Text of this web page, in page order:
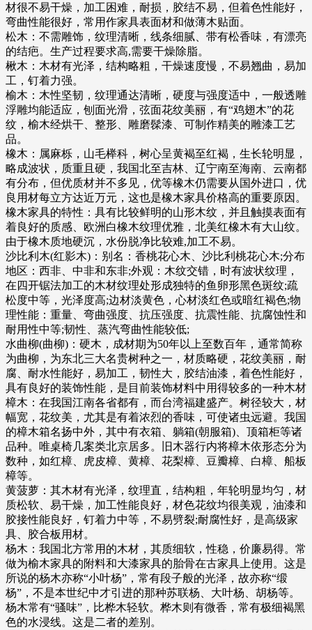
材很不易干燥，加工困难，耐损，胶结不易，但着色性能好，
弯曲性能很好，常用作家具表面材和做薄木贴面。
松木：不需雕饰，纹理清晰，线条细腻、带有松香味，有漂亮
的结疤。生产过程要求高,需要干燥除脂。
楸木：木材有光泽，结构略粗，干燥速度慢，不易翘曲，易加
工，钉着力强。
榆木：木性坚韧，纹理通达清晰，硬度与强度适中，一般透雕
浮雕均能适应，刨面光滑，弦面花纹美丽，有“鸡翅木”的花
纹，榆木经烘干、整形、雕磨髹漆、可制作精美的雕漆工艺
品。
橡木：属麻栎，山毛榉科，树心呈黄褐至红褐，生长轮明显，
略成波状，质重且硬，我国北至吉林、辽宁南至海南、云南都
有分布，但优质材并不多见，优等橡木仍需要从国外进口，优
良用材每立方达近万元，这也是橡木家具价格高的重要原因。
橡木家具的特性：具有比较鲜明的山形木纹，并且触摸表面有
着良好的质感、欧洲白橡木纹理优雅，北美红橡木有大山纹。
由于橡木质地硬沉，水份脱净比较难,加工不易。
沙比利木(红影木)：别名：香桃花心木、沙比利桃花心木;分布
地区：西非、中非和东非;外观：木纹交错，时有波状纹理，
在四开锯法加工的木材纹理处形成独特的鱼卵形黑色斑纹;疏
松度中等，光泽度高;边材淡黄色，心材淡红色或暗红褐色;物
理性能：重量、弯曲强度、抗压强度、抗震性能、抗腐蚀性和
耐用性中等;韧性、蒸汽弯曲性能较低;
水曲柳(曲柳)：硬木，成材期为50年以上至数百年，通常简称
为曲柳，为东北三大名贵树种之一，材质略硬，花纹美丽，耐
腐、耐水性能好，易加工，韧性大，胶结油漆，着色性能好，
具有良好的装饰性能，是目前装饰材料中用得较多的一种木材
樟木：在我国江南各省都有，而台湾福建盛产。树径较大，材
幅宽，花纹美，尤其是有着浓烈的香味，可使诸虫远避。我国
的樟木箱名扬中外，其中有衣箱、躺箱(朝服箱)、顶箱柜等诸
品种。唯桌椅几案类北京居多。旧木器行内将樟木依形态分为
数种，如红樟、虎皮樟、黄樟、花梨樟、豆瓣樟、白樟、船板
樟等。
黄菠萝：其木材有光泽，纹理直，结构粗，年轮明显均匀，材
质松软、易干燥，加工性能良好，材色花纹均很美观，油漆和
胶接性能良好，钉着力中等，不易劈裂;耐腐性好，是高级家
具、胶合板用材。
杨木：我国北方常用的木材，其质细软，性稳，价廉易得。常
做为榆木家具的附料和大漆家具的胎骨在古家具上使用。这是
所说的杨木亦称“小叶杨”，常有段子般的光泽，故亦称“缎
杨”，不是本世纪中才引进的那种苏联杨、大叶杨、胡杨等。
杨木常有“骚味”，比桦木轻软。桦木则有微香，常有极细褐黑
色的水浸线。这是二者的差别。